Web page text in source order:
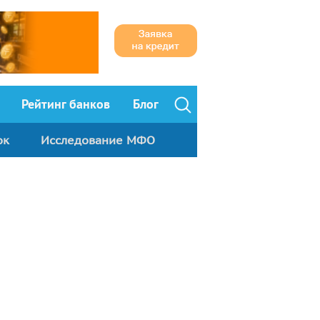
Рейтинг банков Блог
Исследование МФО